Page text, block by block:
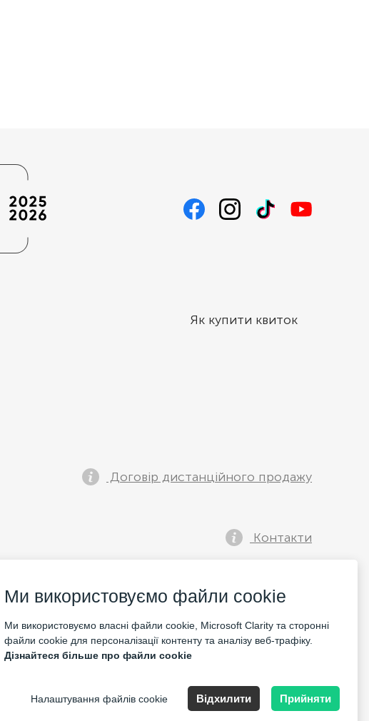
Як купити квиток
Договір дистанційного продажу
Контакти
3 Şişli/İstanbul
Ми використовуємо файли cookie
Ми використовуємо власні файли cookie, Microsoft Clarity та сторонні
файли cookie для персоналізації контенту та аналізу веб-трафіку.
Дізнайтеся більше про файли cookie
Налаштування файлів cookie Відхилити Прийняти